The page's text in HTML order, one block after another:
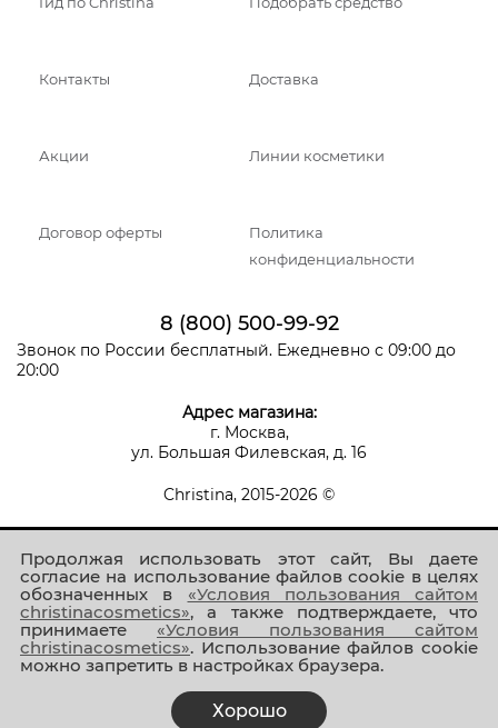
Продолжая использовать этот сайт, Вы даете
согласие на использование файлов cookie в целях
обозначенных в «Условия пользования сайтом
christinacosmetics», а также подтверждаете, что
принимаете «Условия пользования сайтом
christinacosmetics». Использование файлов cookie
можно запретить в настройках браузера.
Хорошо
Контакты Доставка
Акции Линии косметики
Договор оферты
Политика
конфиденциальности
8 (800) 500-99-92
Звонок по России бесплатный. Ежедневно с 09:00 до
20:00
Адрес магазина:
г. Москва,
ул. Большая Филевская, д. 16
Christina, 2015-2026 ©
Присоединяйтесь к нам!